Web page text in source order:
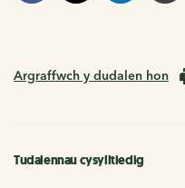
Argraffwch y dudalen hon
Tudalennau cysylltiedig